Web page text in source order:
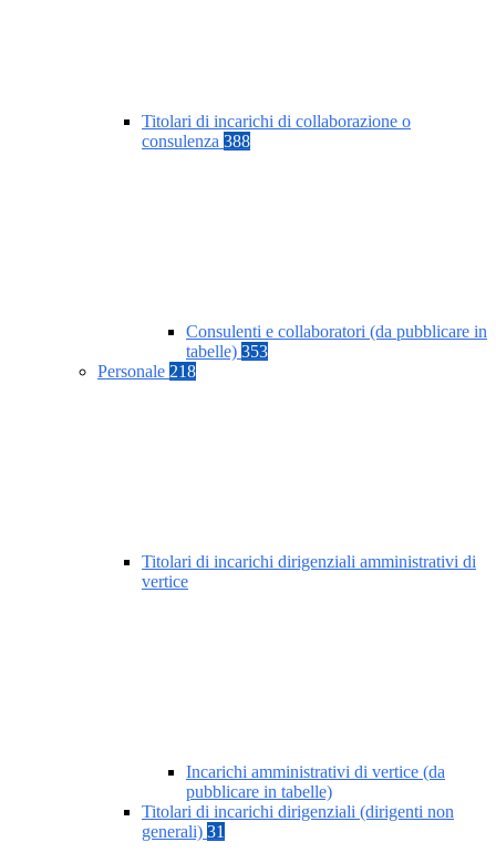
Titolari di incarichi di collaborazione o
consulenza 388
Consulenti e collaboratori (da pubblicare in
tabelle) 353
Personale 218
Titolari di incarichi dirigenziali amministrativi di
vertice
Incarichi amministrativi di vertice (da
pubblicare in tabelle)
Titolari di incarichi dirigenziali (dirigenti non
generali) 31